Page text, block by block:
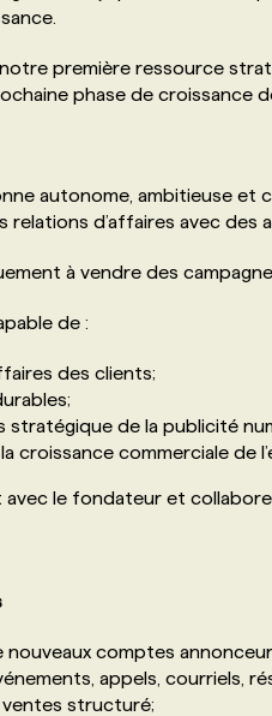
première ressource
phase de croissance
autonome, ambitieuse et
d’affaires avec des
à vendre des
de :
des clients;
stratégique de la publicité
commerciale de
le fondateur et
comptes
appels, courriels,
structuré;